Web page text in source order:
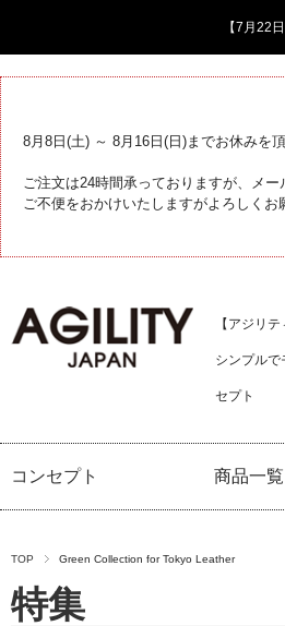
【7月22
8月8日(土) ～ 8月16日(日)までお休みを頂
ご注文は24時間承っておりますが、メ
ご不便をおかけいたしますがよろしくお
【アジリ
シンプルで
セプト
コンセプト 商品一覧
TOP Green Collection for Tokyo Leather
特集